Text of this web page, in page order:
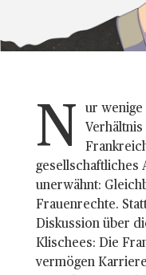
N
ur wenige
gesellschaftliches
unerwähnt:
Frauenrechte.
Diskussion über
Klischees: Die
vermögen